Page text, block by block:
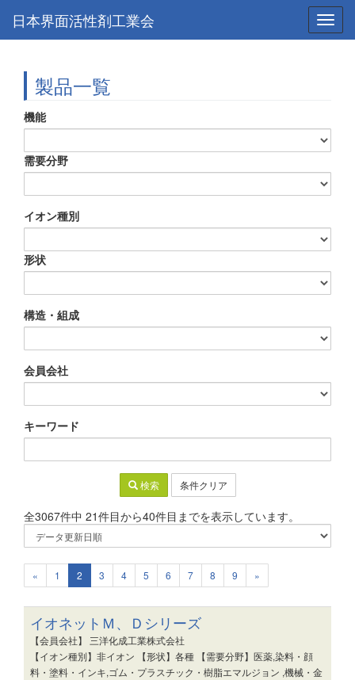
日本界面活性剤工業会
製品一覧
機能
需要分野
イオン種別
形状
構造・組成
会員会社
キーワード
検索 条件クリア
全3067件中 21件目から40件目までを表示しています。
« 1 2 3 4 5 6 7 8 9 »
イオネットＭ、Ｄシリーズ
【会員会社】 三洋化成工業株式会社
【イオン種別】非イオン 【形状】各種 【需要分野】医薬,染料・顔
料・塗料・インキ,ゴム・プラスチック・樹脂エマルジョン ,機械・金